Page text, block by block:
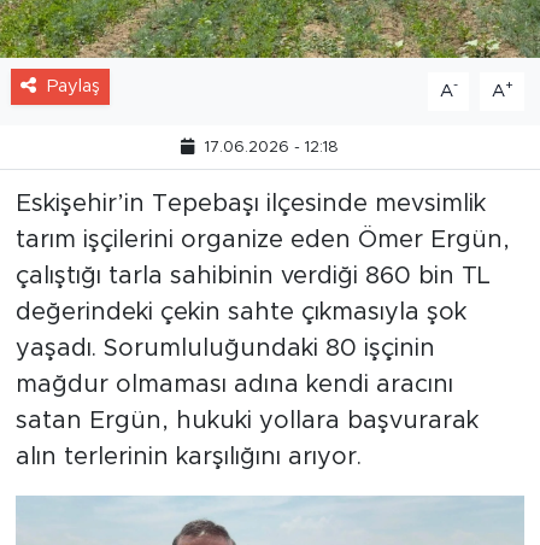
Paylaş A- A+
17.06.2026 - 12:18
Eskişehir’in Tepebaşı ilçesinde mevsimlik
tarım işçilerini organize eden Ömer Ergün,
çalıştığı tarla sahibinin verdiği 860 bin TL
değerindeki çekin sahte çıkmasıyla şok
yaşadı. Sorumluluğundaki 80 işçinin
mağdur olmaması adına kendi aracını
satan Ergün, hukuki yollara başvurarak
alın terlerinin karşılığını arıyor.